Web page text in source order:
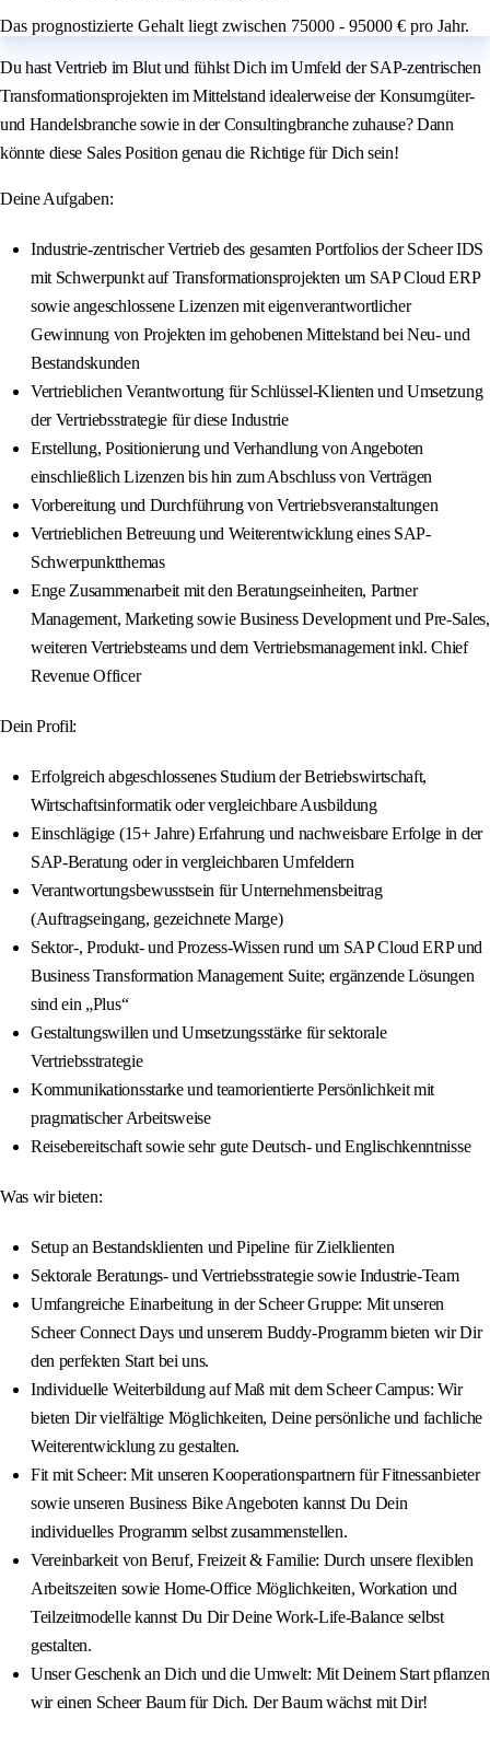
Das prognostizierte Gehalt liegt zwischen 75000 - 95000 € pro Jahr.
Du hast Vertrieb im Blut und fühlst Dich im Umfeld der SAP-zentrischen
Transformationsprojekten im Mittelstand idealerweise der Konsumgüter-
und Handelsbranche sowie in der Consultingbranche zuhause? Dann
könnte diese Sales Position genau die Richtige für Dich sein!
Deine Aufgaben:
Industrie-zentrischer Vertrieb des gesamten Portfolios der Scheer IDS
mit Schwerpunkt auf Transformationsprojekten um SAP Cloud ERP
sowie angeschlossene Lizenzen mit eigenverantwortlicher
Gewinnung von Projekten im gehobenen Mittelstand bei Neu- und
Bestandskunden
Vertrieblichen Verantwortung für Schlüssel-Klienten und Umsetzung
der Vertriebsstrategie für diese Industrie
Erstellung, Positionierung und Verhandlung von Angeboten
einschließlich Lizenzen bis hin zum Abschluss von Verträgen
Vorbereitung und Durchführung von Vertriebsveranstaltungen
Vertrieblichen Betreuung und Weiterentwicklung eines SAP-
Schwerpunktthemas
Enge Zusammenarbeit mit den Beratungseinheiten, Partner
Management, Marketing sowie Business Development und Pre-Sales,
weiteren Vertriebsteams und dem Vertriebsmanagement inkl. Chief
Revenue Officer
Dein Profil:
Erfolgreich abgeschlossenes Studium der Betriebswirtschaft,
Wirtschaftsinformatik oder vergleichbare Ausbildung
Einschlägige (15+ Jahre) Erfahrung und nachweisbare Erfolge in der
SAP-Beratung oder in vergleichbaren Umfeldern
Verantwortungsbewusstsein für Unternehmensbeitrag
(Auftragseingang, gezeichnete Marge)
Sektor-, Produkt- und Prozess-Wissen rund um SAP Cloud ERP und
Business Transformation Management Suite; ergänzende Lösungen
sind ein „Plus“
Gestaltungswillen und Umsetzungsstärke für sektorale
Vertriebsstrategie
Kommunikationsstarke und teamorientierte Persönlichkeit mit
pragmatischer Arbeitsweise
Reisebereitschaft sowie sehr gute Deutsch- und Englischkenntnisse
Was wir bieten:
Setup an Bestandsklienten und Pipeline für Zielklienten
Sektorale Beratungs- und Vertriebsstrategie sowie Industrie-Team
Umfangreiche Einarbeitung in der Scheer Gruppe: Mit unseren
Scheer Connect Days und unserem Buddy-Programm bieten wir Dir
den perfekten Start bei uns.
Individuelle Weiterbildung auf Maß mit dem Scheer Campus: Wir
bieten Dir vielfältige Möglichkeiten, Deine persönliche und fachliche
Weiterentwicklung zu gestalten.
Fit mit Scheer: Mit unseren Kooperationspartnern für Fitnessanbieter
sowie unseren Business Bike Angeboten kannst Du Dein
individuelles Programm selbst zusammenstellen.
Vereinbarkeit von Beruf, Freizeit & Familie: Durch unsere flexiblen
Arbeitszeiten sowie Home-Office Möglichkeiten, Workation und
Teilzeitmodelle kannst Du Dir Deine Work-Life-Balance selbst
gestalten.
Unser Geschenk an Dich und die Umwelt: Mit Deinem Start pflanzen
wir einen Scheer Baum für Dich. Der Baum wächst mit Dir!